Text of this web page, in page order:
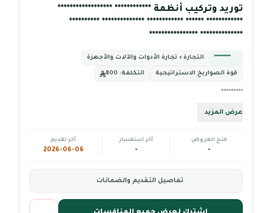
توريد وتركيب أنظمة ************ ******************
************ ****** ************ ************** **********
************** ****************
********* التجارة › تجارة الأدوات والآلات والأجهزة
قوة الصواريخ الاستراتيجية التكلفة:
*********
عرض المزيد
فتح العروض
-
آخر استفسار
-
آخر تقديم
2026-06-06
تفاصيل التقديم والضمانات